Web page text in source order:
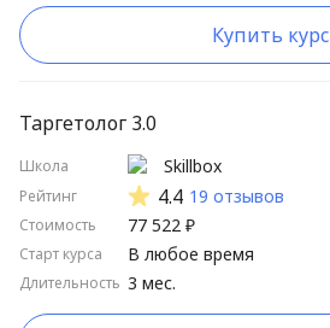
Длительные курсы сначала
Короткие курсы сначала
Высокий рейтинг
Низкий рейтинг
Купить курс
Таргетолог 3.0
Школа
Рейтинг
Стоимость
Старт курса
Длительность
Skillbox
4.4 19 отзывов
77 522 ₽
3 мес.
В любое время